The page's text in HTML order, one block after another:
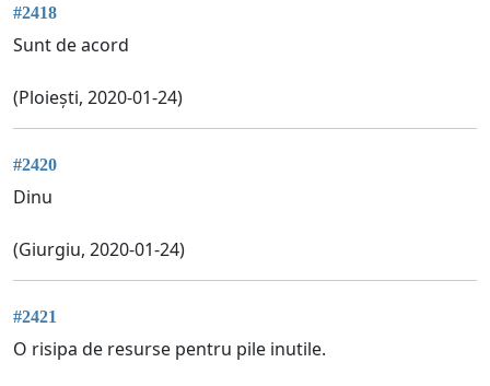
#2418
Sunt de acord
(Ploiești, 2020-01-24)
#2420
Dinu
(Giurgiu, 2020-01-24)
#2421
O risipa de resurse pentru pile inutile.